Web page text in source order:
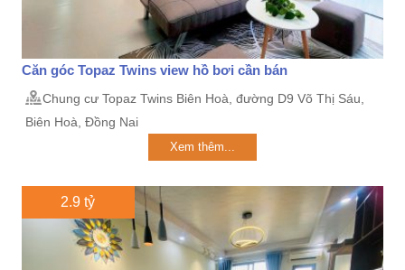
Căn góc Topaz Twins view hồ bơi cần bán
Chung cư Topaz Twins Biên Hoà, đường D9 Võ Thị Sáu,
Biên Hoà, Đồng Nai
Xem thêm...
2.9 tỷ